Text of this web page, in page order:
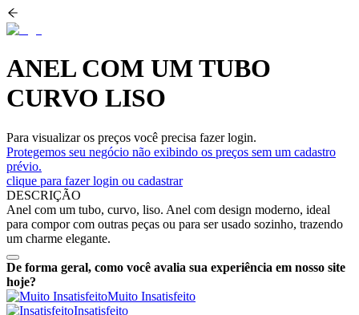
ANEL COM UM TUBO
CURVO LISO
Para visualizar os preços você precisa fazer login.
Protegemos seu negócio não exibindo os preços sem um cadastro
prévio.
clique para fazer login ou cadastrar
DESCRIÇÃO
Anel com um tubo, curvo, liso. Anel com design moderno, ideal
para compor com outras peças ou para ser usado sozinho, trazendo
um charme elegante.
De forma geral, como você avalia sua experiência em nosso site
hoje?
Muito Insatisfeito
Insatisfeito